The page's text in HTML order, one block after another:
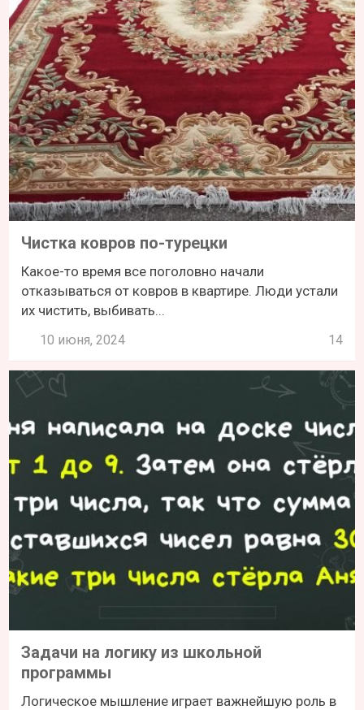
Чистка ковров по-турецки
Какое-то время все поголовно начали
отказываться от ковров в квартире. Люди устали
их чистить, выбивать...
10 июня, 2024 14
Задачи на логику из школьной
программы
Логическое мышление играет важнейшую роль в